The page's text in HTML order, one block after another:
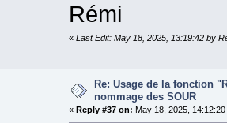
Rémi
« Last Edit: May 18, 2025, 13:19:42 by
Re: Usage de la fonction
nommage des SOUR
« Reply #37 on: May 18, 2025, 14:12:20